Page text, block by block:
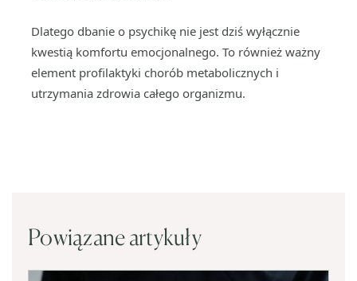
Dlatego dbanie o psychikę nie jest dziś wyłącznie
kwestią komfortu emocjonalnego. To również ważny
element profilaktyki chorób metabolicznych i
utrzymania zdrowia całego organizmu.
Powiązane artykuły